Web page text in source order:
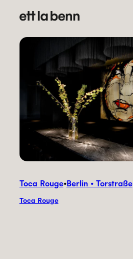
Direkt
zum
wechseln
Toca Rouge•Berlin • Torstraße
Toca Rouge